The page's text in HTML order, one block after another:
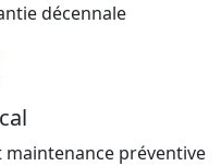
décennale
préventive